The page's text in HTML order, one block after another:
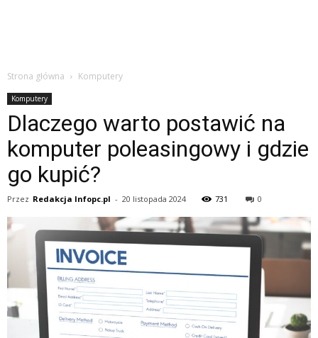
Strona główna Komputery
Komputery
Dlaczego warto postawić na
komputer poleasingowy i gdzie
go kupić?
Przez Redakcja Infopc.pl - 20 listopada 2024 731 0